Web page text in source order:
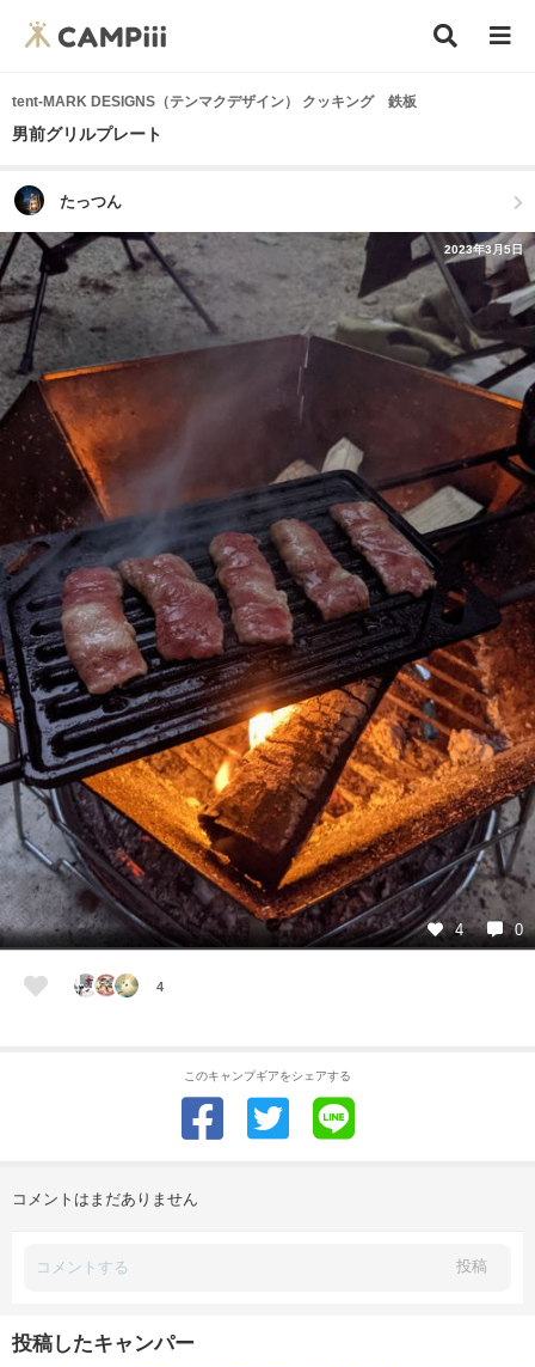
tent-MARK DESIGNS（テンマクデザイン） クッキング 鉄板
男前グリルプレート
たっつん
2023年3月5日
4 0
4
このキャンプギアをシェアする
コメントはまだありません
投稿
投稿したキャンパー